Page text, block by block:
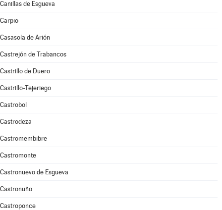
Canillas de Esgueva
Carpio
Casasola de Arión
Castrejón de Trabancos
Castrillo de Duero
Castrillo-Tejeriego
Castrobol
Castrodeza
Castromembibre
Castromonte
Castronuevo de Esgueva
Castronuño
Castroponce